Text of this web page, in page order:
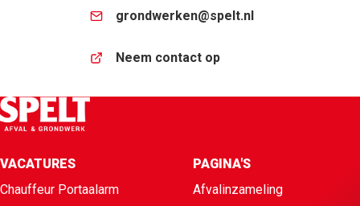
grondwerken@spelt.nl
Neem contact op
VACATURES
Chauffeur Portaalarm
PAGINA'S
Afvalinzameling